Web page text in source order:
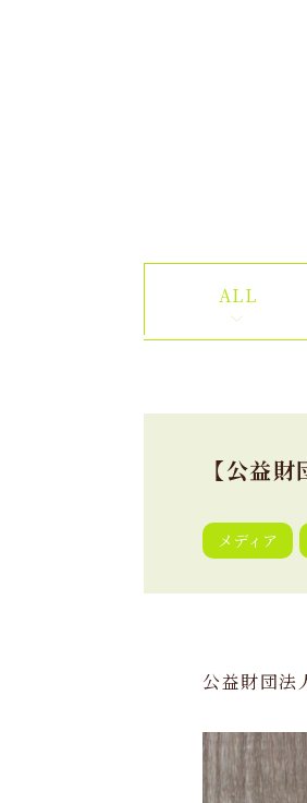
ALL
【公益
メディア
公益財団法